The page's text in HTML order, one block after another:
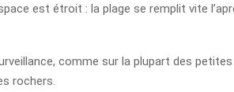
est étroit : la plage se remplit vite
comme sur la plupart des
rochers.